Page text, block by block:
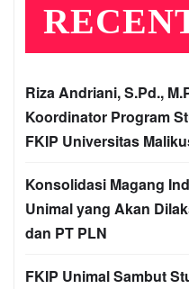
Riza Andriani, S.Pd.,
Koordinator Program
FKIP Universitas
Konsolidasi Magang
Unimal yang Akan
dan PT PLN
FKIP Unimal Sambut